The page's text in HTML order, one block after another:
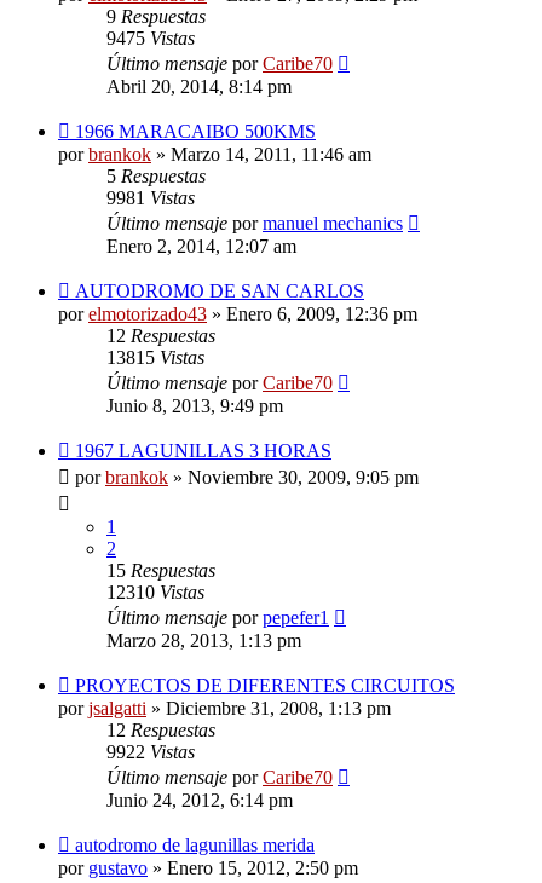
9 Respuestas
9475 Vistas
Último mensaje porCaribe70
Abril 20, 2014, 8:14 pm
1966 MARACAIBO 500KMS
porbrankok » Marzo 14, 2011, 11:46 am
5 Respuestas
9981 Vistas
Último mensaje pormanuel mechanics
Enero 2, 2014, 12:07 am
AUTODROMO DE SAN CARLOS
porelmotorizado43 » Enero 6, 2009, 12:36 pm
12 Respuestas
13815 Vistas
Último mensaje porCaribe70
Junio 8, 2013, 9:49 pm
1967 LAGUNILLAS 3 HORAS
porbrankok » Noviembre 30, 2009, 9:05 pm
1
2
15 Respuestas
12310 Vistas
Último mensaje porpepefer1
Marzo 28, 2013, 1:13 pm
PROYECTOS DE DIFERENTES CIRCUITOS
porjsalgatti » Diciembre 31, 2008, 1:13 pm
12 Respuestas
9922 Vistas
Último mensaje porCaribe70
Junio 24, 2012, 6:14 pm
autodromo de lagunillas merida
por gustavo » Enero 15, 2012, 2:50 pm